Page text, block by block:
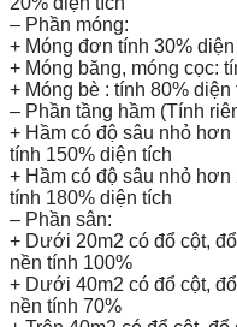
– Phần móng:
+ Móng đơn tính 30%
+ Móng băng, móng cọc:
+ Móng bè : tính 80% diện
– Phần tầng hầm (Tính
+ Hầm có độ sâu nhỏ
tính 150% diện tích
+ Hầm có độ sâu nhỏ
tính 180% diện tích
– Phần sân:
+ Dưới 20m2 có đổ cột,
nền tính 100%
+ Dưới 40m2 có đổ cột,
nền tính 70%